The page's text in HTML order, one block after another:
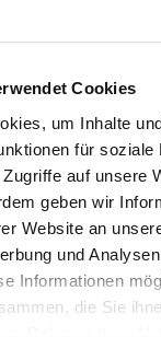
Cookies
um Inhalte
für soziale
auf unsere
geben wir
Website an
und
Informationen
die Sie
Vielfalt und
digitalen
sich
Fach- und
die Zukunft